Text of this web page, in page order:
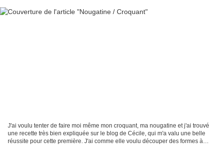
J'ai voulu tenter de faire moi même mon croquant, ma nougatine et j'ai trouvé
une recette très bien expliquée sur le blog de Cécile, qui m'a valu une belle
réussite pour cette première. J'ai comme elle voulu découper des formes à